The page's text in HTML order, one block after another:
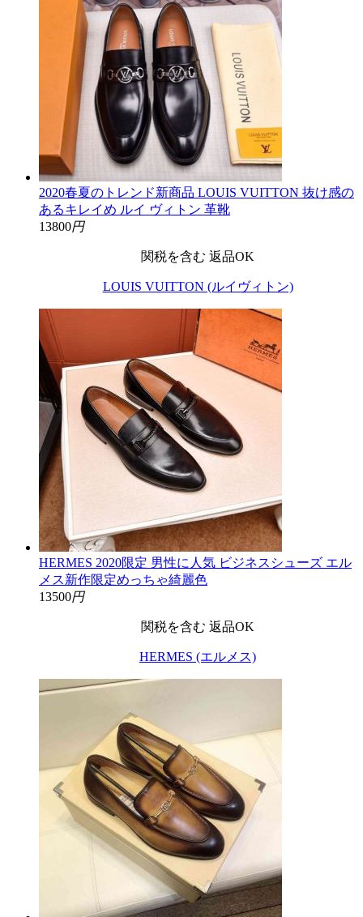
2020春夏のトレンド新商品 LOUIS VUITTON 抜け感の
あるキレイめ ルイ ヴィトン 革靴
13800円
関税を含む 返品OK
LOUIS VUITTON (ルイヴィトン)
HERMES 2020限定 男性に人気 ビジネスシューズ エル
メス新作限定めっちゃ綺麗色
13500円
関税を含む 返品OK
HERMES (エルメス)